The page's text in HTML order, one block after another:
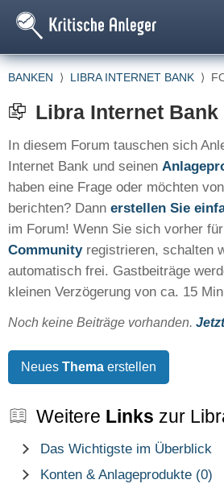
BANKEN ⟩ LIBRA INTERNET BANK ⟩
Libra Internet Bank
In diesem Forum tauschen sich
Internet Bank und seinen
haben eine Frage oder möchten
berichten? Dann erstellen Sie
im Forum! Wenn Sie sich vorher
Communityregistrieren, schalten
automatisch frei. Gastbeiträge
kleinen Verzögerung von ca. 15
Noch keine Beiträge vorhanden.
Neues Thema erstellen
Weitere Links zur
Das Wichtigste im Überblick
Konten & Anlageprodukte (0)